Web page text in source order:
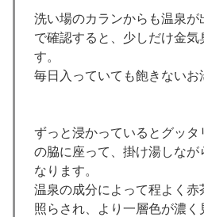
洗い場のカランからも温泉が
で確認すると、少しだけ金気
す。
毎日入っていても飽きないお
ずっと浸かっているとグッタ
の脇に座って、掛け湯しなが
なります。
温泉の成分によって程よく赤
照らされ、より一層色が濃く